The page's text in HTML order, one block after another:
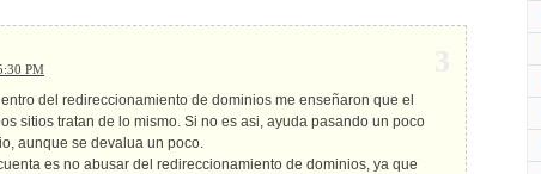
PM
del redireccionamiento de dominios me enseñaron que el
sitios tratan de lo mismo. Si no es asi, ayuda pasando un poco
aunque se devalua un poco.
es no abusar del redireccionamiento de dominios, ya que